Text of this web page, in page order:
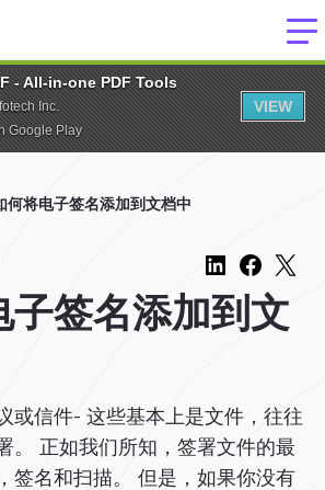
- All-in-one PDF Tools
Inc.
Google Play
VIEW
何将电子签名添加到文档中
子签名添加到文
或信件- 这些基本上是文件，往往
。 正如我们所知，签署文件的最
签名和扫描。 但是，如果你没有